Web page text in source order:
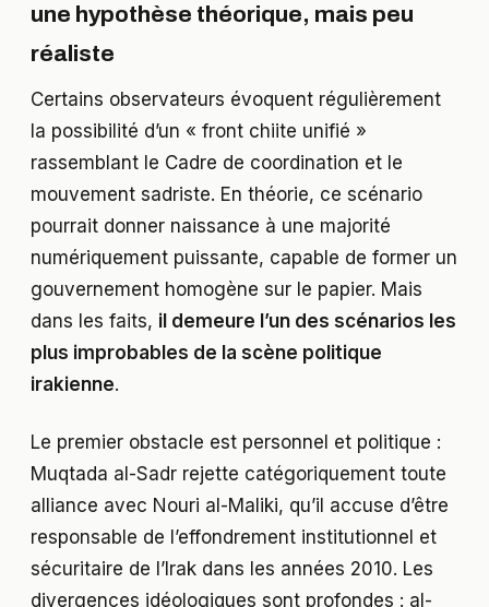
une hypothèse théorique, mais peu
réaliste
Certains observateurs évoquent régulièrement
la possibilité d’un « front chiite unifié »
rassemblant le Cadre de coordination et le
mouvement sadriste. En théorie, ce scénario
pourrait donner naissance à une majorité
numériquement puissante, capable de former un
gouvernement homogène sur le papier. Mais
dans les faits, il demeure l’un des scénarios les
plus improbables de la scène politique
irakienne.
Le premier obstacle est personnel et politique :
Muqtada al-Sadr rejette catégoriquement toute
alliance avec Nouri al-Maliki, qu’il accuse d’être
responsable de l’effondrement institutionnel et
sécuritaire de l’Irak dans les années 2010. Les
divergences idéologiques sont profondes : al-